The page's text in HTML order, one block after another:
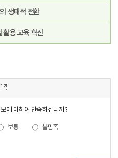
생태적 전환
활용 교육 혁신
에 대하여 만족하십니까?
보통
불만족